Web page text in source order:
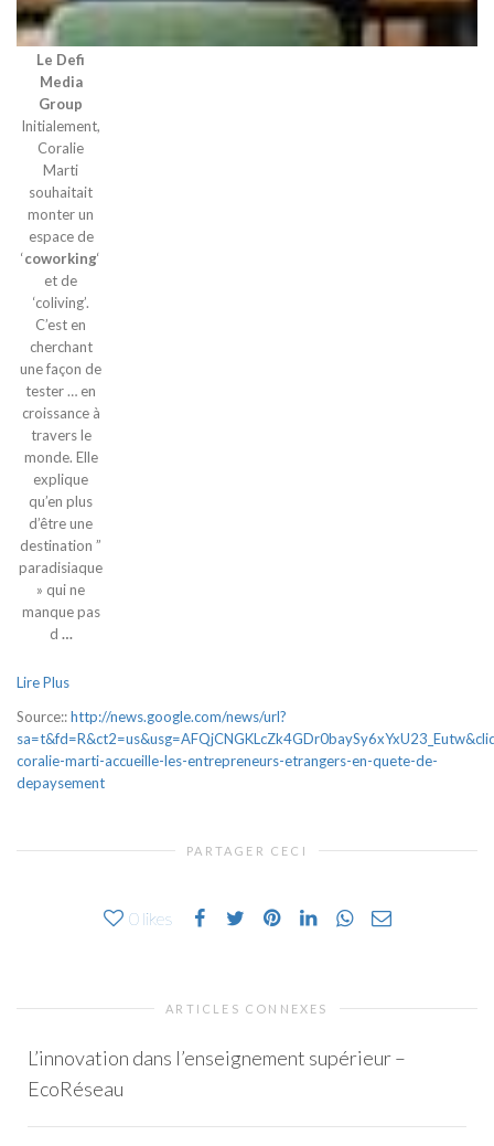
Le Defi
Media
Group
Initialement,
Coralie
Marti
souhaitait
monter un
espace de
‘coworking‘
et de
‘coliving’.
C’est en
cherchant
une façon de
tester … en
croissance à
travers le
monde. Elle
explique
qu’en plus
d’être une
destination ”
paradisiaque
» qui ne
manque pas
d …
Lire Plus
Source::http://news.google.com/news/url?
coralie-marti-accueille-les-entrepreneurs-etrangers-en-quete-de-
depaysement
PARTAGER CECI
0 likes
ARTICLES CONNEXES
L’innovation dans l’enseignement supérieur –
EcoRéseau